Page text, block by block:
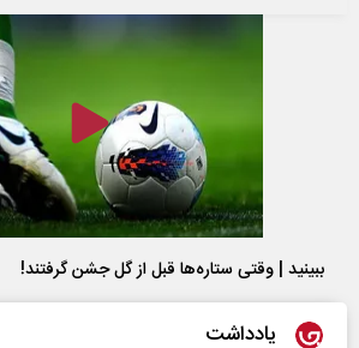
ببینید | وقتی ستاره‌ها قبل از گل جشن گرفتند!
یادداشت